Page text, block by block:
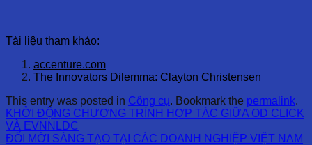
Tài liệu tham khảo:
accenture.com
The Innovators Dilemma: Clayton Christensen
This entry was posted in Công cụ. Bookmark the permalink.
KHỞI ĐỘNG CHƯƠNG TRÌNH HỢP TÁC GIỮA OD CLICK
VÀ EVNNLDC
ĐỔI MỚI SÁNG TẠO TẠI CÁC DOANH NGHIỆP VIỆT NAM